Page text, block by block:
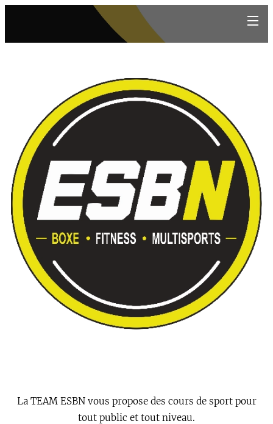
La TEAM ESBN vous propose des cours de sport pour
tout public et tout niveau.